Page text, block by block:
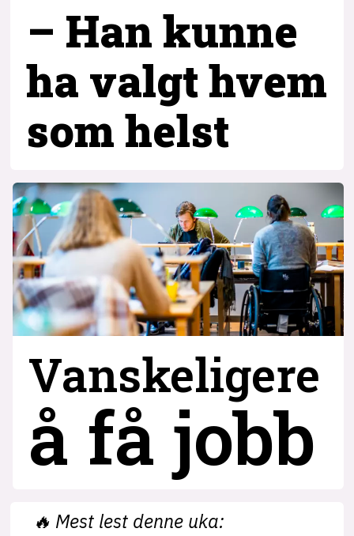
– Han kunne
ha valgt hvem
som helst
Vanskeligere
å få jobb
🔥 Mest lest denne uka: